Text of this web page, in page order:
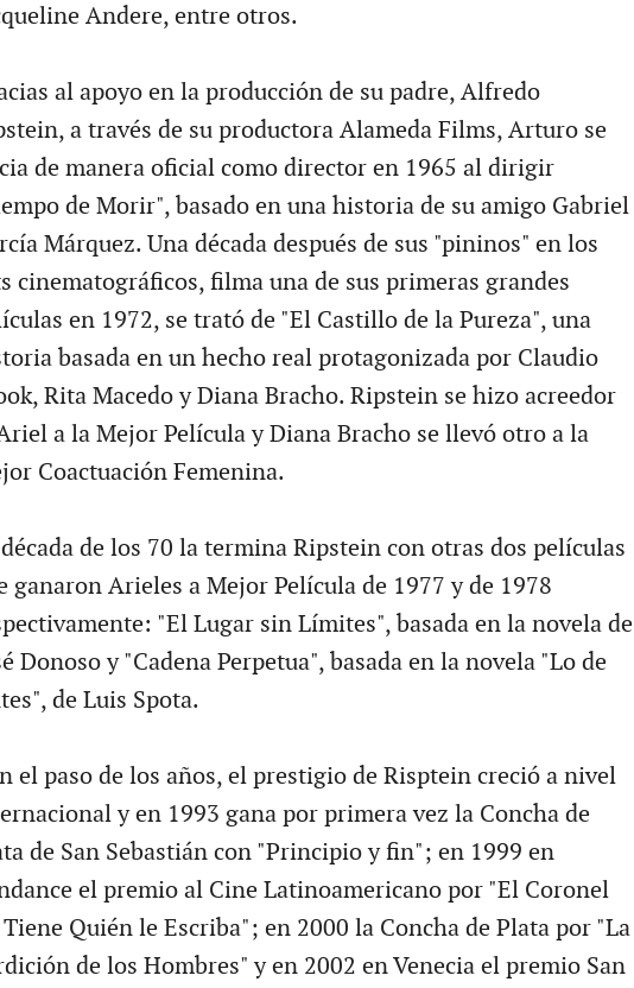
Andere, entre otros.
al apoyo en la producción de su padre, Alfredo
a través de su productora Alameda Films, Arturo se
de manera oficial como director en 1965 al dirigir
de Morir", basado en una historia de su amigo Gabriel
Márquez. Una década después de sus "pininos" en los
cinematográficos, filma una de sus primeras grandes
en 1972, se trató de "El Castillo de la Pureza", una
basada en un hecho real protagonizada por Claudio
Rita Macedo y Diana Bracho. Ripstein se hizo acreedor
a la Mejor Película y Diana Bracho se llevó otro a la
Coactuación Femenina.
de los 70 la termina Ripstein con otras dos películas
ganaron Arieles a Mejor Película de 1977 y de 1978
"El Lugar sin Límites", basada en la novela de
Donoso y "Cadena Perpetua", basada en la novela "Lo de
de Luis Spota.
el paso de los años, el prestigio de Risptein creció a nivel
y en 1993 gana por primera vez la Concha de
de San Sebastián con "Principio y fin"; en 1999 en
el premio al Cine Latinoamericano por "El Coronel
Quién le Escriba"; en 2000 la Concha de Plata por "La
de los Hombres" y en 2002 en Venecia el premio San